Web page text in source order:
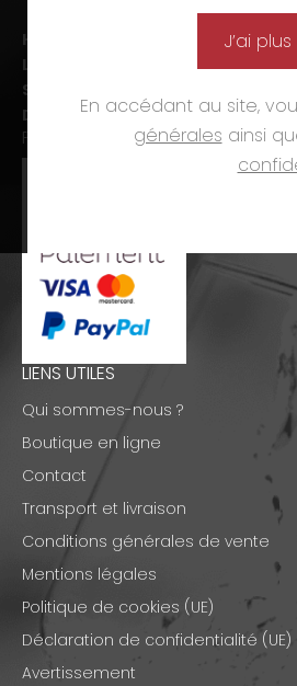
J’ai
En accédant au site,
générales ainsi
Horaires d’ouverture :
Lun-ven. :
09h00-12h00 et 14h00-
Sam. :
Dim. et jours fériés :fermé
PAIEMENTS
LIENS UTILES
Qui sommes-nous ?
Boutique en ligne
Contact
Transport et livraison
Conditions générales de vente
Mentions légales
Politique de cookies (UE)
Déclaration de confidentialité (UE)
Avertissement